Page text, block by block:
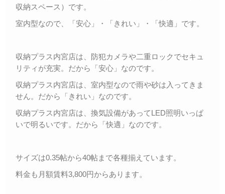
収納スペース）です。
室内型なので、「安心」・「きれい」・「快適」です。
収納プラス内宮店は、防犯カメラや二重ロックでセキュ
リティが充実。だから「安心」なのです。
収納プラス内宮店は、室内型なので雨や砂は入ってきま
せん。だから「きれい」なのです。
収納プラス内宮店は、換気設備があってLED照明いっぱ
いで明るいです。だから「快適」なのです。
サイズは0.35帖から40帖まで各種揃えています。
料金も月額賃料3,800円からあります。